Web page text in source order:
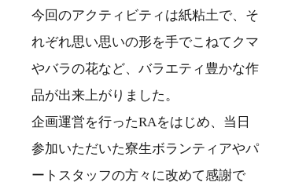
今回のアクティビティは紙粘土で、そ
れぞれ思い思いの形を手でこねてクマ
やバラの花など、バラエティ豊かな作
品が出来上がりました。
企画運営を行ったRAをはじめ、当日
参加いただいた寮生ボランティアやパ
ートスタッフの方々に改めて感謝で